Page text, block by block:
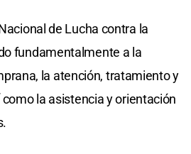
de Lucha contra la
fundamentalmente a la
la atención, tratamiento y
la asistencia y orientación